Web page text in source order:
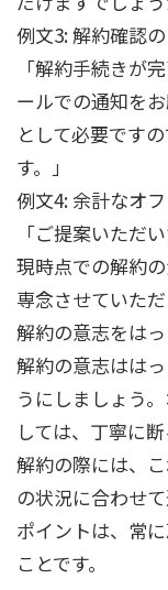
例文3: 解約確認
「解約手続きが
ールでの通知を
として必要です
す。」
例文4: 余計なオ
「ご提案いただ
現時点での解約
専念させていただ
解約の意志をは
解約の意志はは
うにしましょう
しては、丁寧に
解約の際には、
の状況に合わせ
ポイントは、常
ことです。